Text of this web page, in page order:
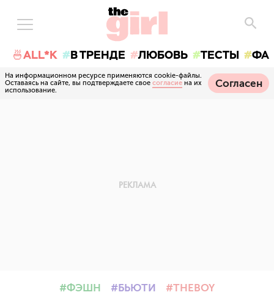
🍜ALL*K В ТРЕНДЕ ЛЮБОВЬ ТЕСТЫ
На информационном ресурсе применяются cookie-файлы.
Оставаясь на сайте, вы подтверждаете свое согласие на их
использование.
Согласен
ФЭШН БЬЮТИ THEBOY